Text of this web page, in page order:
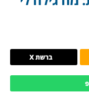
ברשת X